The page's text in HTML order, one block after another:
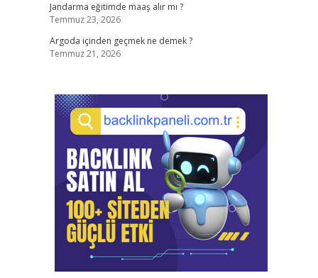
Jandarma eğitimde maaş alır mı ?
Temmuz 23, 2026
Argoda içinden geçmek ne demek ?
Temmuz 21, 2026